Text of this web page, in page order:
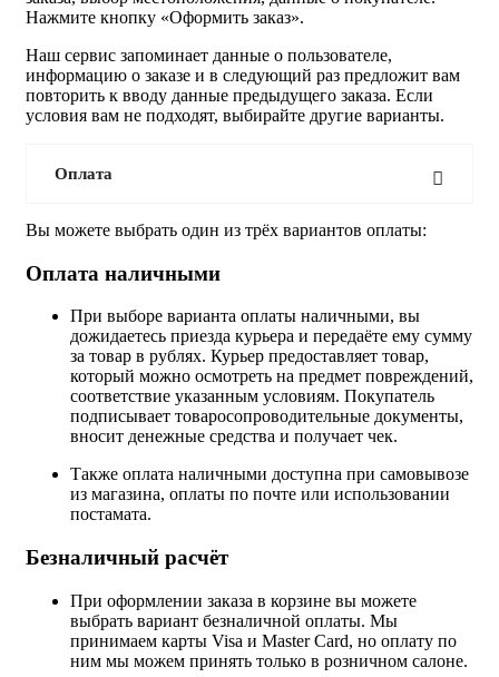
Нажмите кнопку «Оформить заказ».
Наш сервис запоминает данные о пользователе,
информацию о заказе и в следующий раз предложит вам
повторить к вводу данные предыдущего заказа. Если
условия вам не подходят, выбирайте другие варианты.
Оплата
Вы можете выбрать один из трёх вариантов оплаты:
Оплата наличными
При выборе варианта оплаты наличными, вы
дожидаетесь приезда курьера и передаёте ему сумму
за товар в рублях. Курьер предоставляет товар,
который можно осмотреть на предмет повреждений,
соответствие указанным условиям. Покупатель
подписывает товаросопроводительные документы,
вносит денежные средства и получает чек.
Также оплата наличными доступна при самовывозе
из магазина, оплаты по почте или использовании
постамата.
Безналичный расчёт
При оформлении заказа в корзине вы можете
выбрать вариант безналичной оплаты. Мы
принимаем карты Visa и Master Card, но оплату по
ним мы можем принять только в розничном салоне.